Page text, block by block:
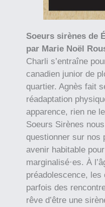
Soeurs sirènes de
par Marie Noël
Charli s’entraîne
canadien junior de
quartier. Agnès fait
réadaptation
apparence, rien ne
Soeurs Sirènes
questionner sur nos
avenir habitable
marginalisé·es. À
préadolescence,
parfois des
rêve d’être une